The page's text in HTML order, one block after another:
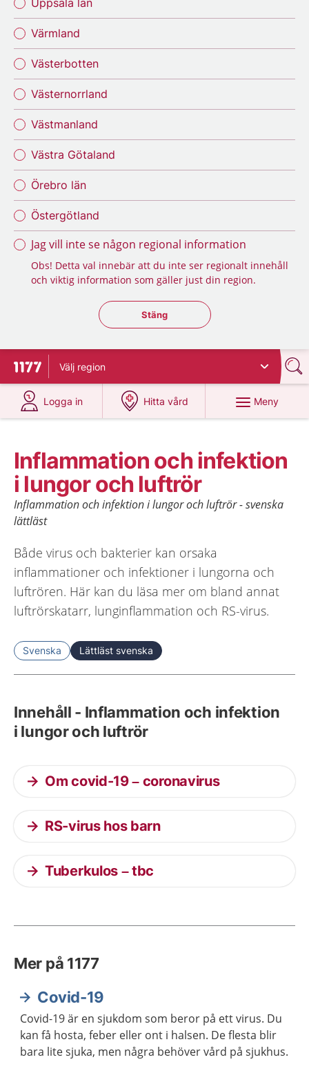
Uppsala län
Värmland
Västerbotten
Västernorrland
Västmanland
Västra Götaland
Örebro län
Östergötland
Jag vill inte se någon regional information
Obs! Detta val innebär att du inte ser regionalt innehåll
och viktig information som gäller just din region.
Stäng regionsväljaren
Stäng
Till startsidan för 1177
Välj region
Logga in
på 1177.se
Hitta vård
på 1177.se
Meny
Inflammation och infektion
i lungor och luftrör
Inflammation och infektion i lungor och luftrör - svenska
lättläst
Både virus och bakterier kan orsaka
inflammationer och infektioner i lungorna och
luftrören. Här kan du läsa mer om bland annat
luftrörskatarr, lunginflammation och RS-virus.
Svenska Lättläst svenska
Innehåll - Inflammation och infektion
i lungor och luftrör
Om covid-19 – coronavirus
RS-virus hos barn
Tuberkulos – tbc
Mer på 1177
Covid-19
Covid-19 är en sjukdom som beror på ett virus. Du
kan få hosta, feber eller ont i halsen. De flesta blir
bara lite sjuka, men några behöver vård på sjukhus.